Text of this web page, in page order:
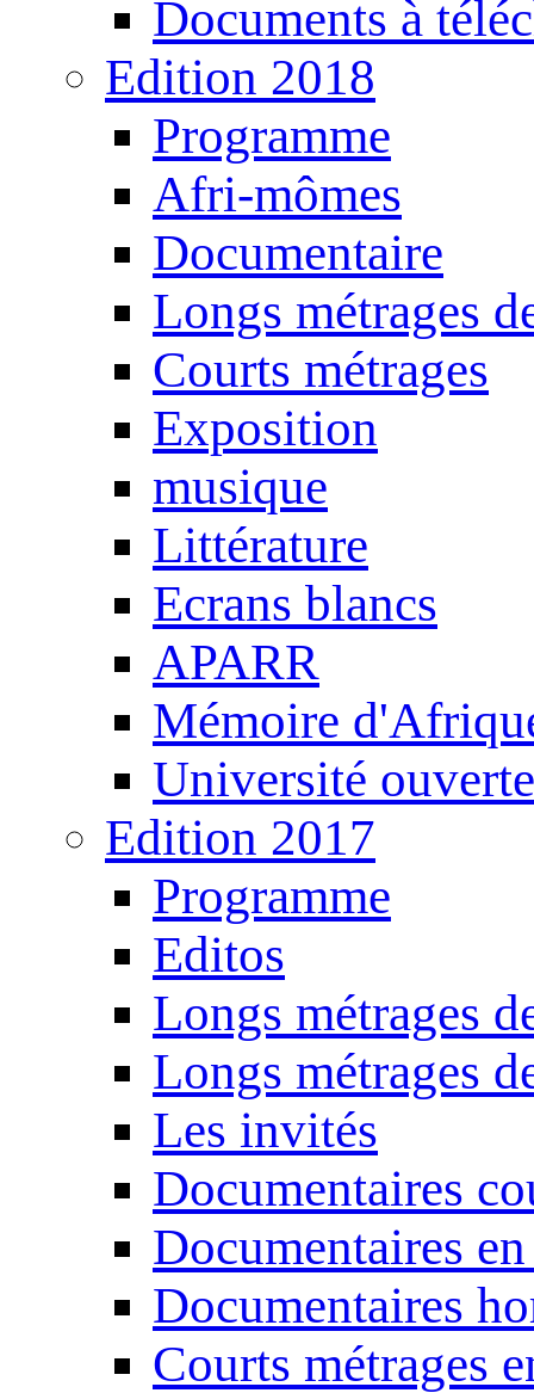
Documents à
Edition 2018
Programme
Afri-mômes
Documentaire
Longs métrages
Courts métrages
Exposition
musique
Littérature
Ecrans blancs
APARR
Mémoire
Université ouverte
Edition 2017
Programme
Editos
Longs métrages
Longs métrages
Les invités
Documentaires
Documentaires
Documentaires
Courts métrages